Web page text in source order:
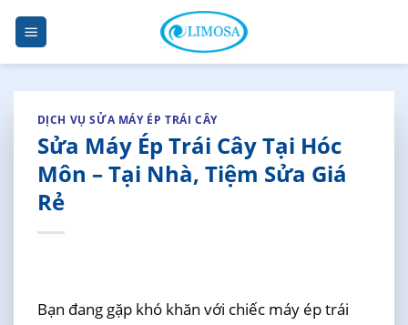
Skip
content
DỊCH VỤ SỬA MÁY ÉP TRÁI CÂY
Sửa Máy Ép Trái Cây Tại Hóc
Môn – Tại Nhà, Tiệm Sửa Giá
Rẻ
Bạn đang gặp khó khăn với chiếc máy ép trái